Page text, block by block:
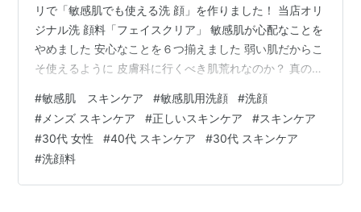
リで「敏感肌でも使える洗 顔」を作りました！ 当店オリ
ジナル洗 顔料「フェイスクリア」 敏感肌が心配なことを
やめました 安心なことを６つ揃えました 弱い肌だからこ
そ使えるように 皮膚科に行くべき肌荒れなのか？ 真のコ
てみて！ あなたの肌は洗 顔で柔らかくなる
#敏感肌 スキンケア #敏感肌用洗顔 #洗顔
# メンズ スキンケア #正しいスキンケア #スキンケア
#30代 女性 #40代 スキンケア #30代 スキンケア
#洗顔料